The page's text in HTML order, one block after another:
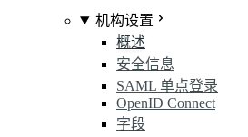
机构设置
概述
安全信息
SAML 单点登录
OpenID Connect
字段